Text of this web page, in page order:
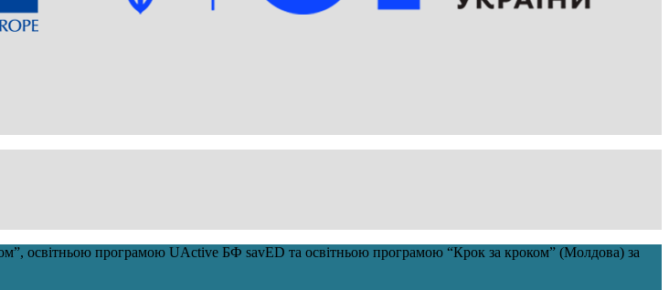
освітньою програмою UActive БФ savED та освітньою програмою “Крок за кроком” (Молдова) за